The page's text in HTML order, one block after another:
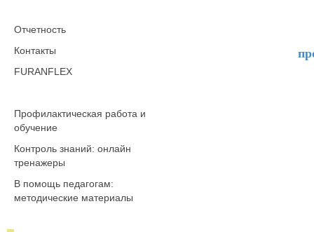
Отчетность
Контакты
FURANFLEX
Профилактическая работа и
обучение
Контроль знаний: онлайн
тренажеры
В помощь педагогам:
методические материалы